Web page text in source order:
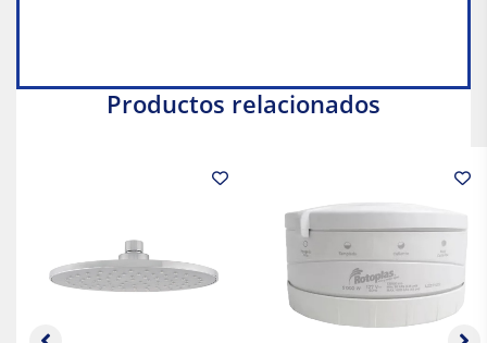
Productos relacionados